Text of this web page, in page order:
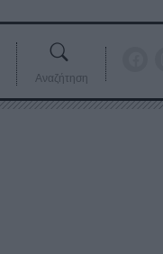
Αναζήτηση